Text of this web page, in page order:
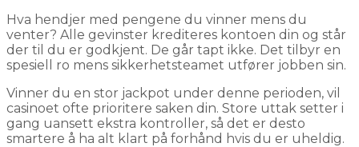
Hva hendjer med pengene du vinner mens du
venter? Alle gevinster krediteres kontoen din og står
der til du er godkjent. De går tapt ikke. Det tilbyr en
spesiell ro mens sikkerhetsteamet utfører jobben sin.
Vinner du en stor jackpot under denne perioden, vil
casinoet ofte prioritere saken din. Store uttak setter i
gang uansett ekstra kontroller, så det er desto
smartere å ha alt klart på forhånd hvis du er uheldig.